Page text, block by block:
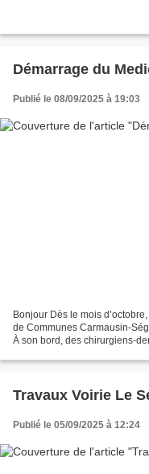
Démarrage du
Publié le 08/09/2025 à 19:03
Bonjour Dès le mois
de Communes Carmausin-
À son bord, des chirurgiens-
Travaux Voirie Le
Publié le 05/09/2025 à 12:24